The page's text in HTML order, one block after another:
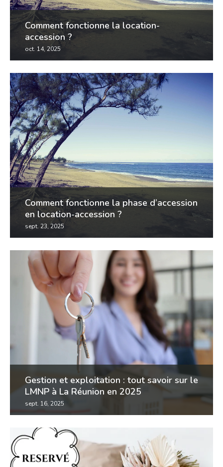
Comment fonctionne la location-
accession ?
oct. 14, 2025
ménage souhaitant devenir propriétaire. cependant,
pour bénéficier de ses bienfaits, il est essentiel...
Comment fonctionne la phase d’accession
en location-accession ?
sept. 23, 2025
principales : la phase locative, et la phase
d’accession. cette dernière est sans doute la plus...
Gestion et exploitation : tout savoir sur le
LMNP à La Réunion en 2025
sept. 16, 2025
bailleur en lmnp ? le lmnp 2025, le bailleur doit
proposer un logement décent et meublé...